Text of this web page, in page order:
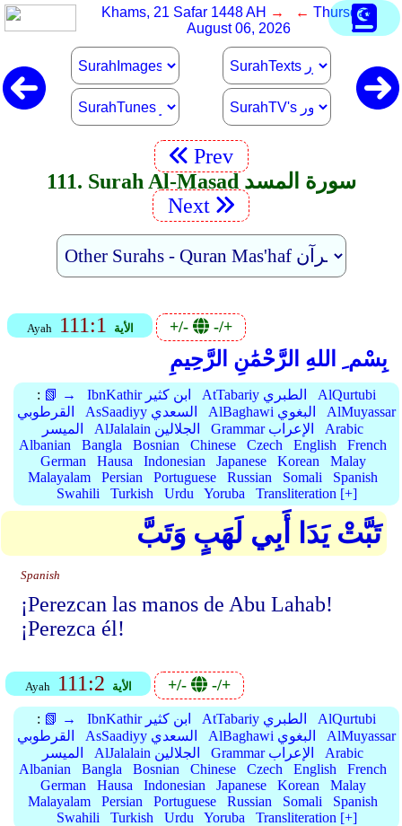
Khams, 21 Safar 1448 AH → ← Thursday,
August 06, 2026
Prev
111. Surah Al-Masad سورة المسد
Next
Ayah 111:1 الأية +/- -/+
بِسْم ِ اللهِ الرَّحْمَٰنِ الرَّحِيمِ
: 📗 → IbnKathir ابن كثير AtTabariy الطبري
AlQurtubi
القرطوبي
AsSaadiyy السعدي AlBaghawi البغوي
AlMuyassar
الميسر
AlJalalain الجلالين Grammar الإعراب
Arabic
Albanian
Bangla Bosnian Chinese Czech English
French
German
Hausa Indonesian Japanese Korean
Malay
Malayalam
Persian Portuguese Russian Somali
Spanish
Swahili
Turkish Urdu Yoruba Transliteration [+]
تَبَّتْ يَدَا أَبِي لَهَبٍ وَتَبَّ
Spanish
¡Perezcan las manos de Abu Lahab!
¡Perezca él!
Ayah 111:2 الأية +/- -/+
: 📗 → IbnKathir ابن كثير AtTabariy الطبري
AlQurtubi
القرطوبي
AsSaadiyy السعدي AlBaghawi البغوي
AlMuyassar
الميسر
AlJalalain الجلالين Grammar الإعراب
Arabic
Albanian
Bangla Bosnian Chinese Czech English
French
German
Hausa Indonesian Japanese Korean
Malay
Malayalam
Persian Portuguese Russian Somali
Spanish
Swahili
Turkish Urdu Yoruba Transliteration [+]